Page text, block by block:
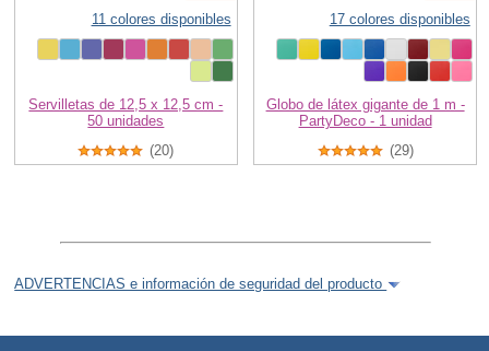
11 colores disponibles
Servilletas de 12,5 x 12,5 cm -
50 unidades
(20)
17 colores disponibles
Globo de látex gigante de 1 m -
PartyDeco - 1 unidad
(29)
ADVERTENCIAS e información de seguridad del producto